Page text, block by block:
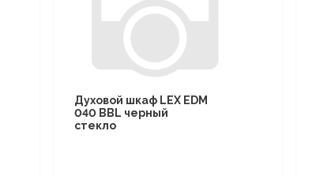
Духовой шкаф LEX EDM
040 BBL черный
стекло